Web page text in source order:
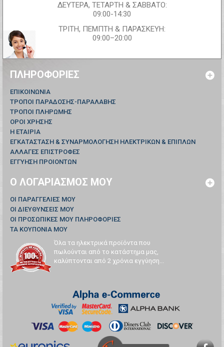
ΔΕΥΤΕΡΑ, ΤΕΤΑΡΤΗ & ΣΑΒΒΑΤΟ:
09:00-14:30
ΤΡΙΤΗ, ΠΕΜΠΤΗ & ΠΑΡΑΣΚΕΥΗ:
09:00–20:00
ΠΛΗΡΟΦΟΡΊΕΣ
ΕΠΙΚΟΙΝΩΝΊΑ
ΤΡΟΠΟΙ ΠΑΡΑΔΟΣΗΣ-ΠΑΡΑΛΑΒΗΣ
ΤΡΟΠΟΙ ΠΛΗΡΩΜΗΣ
ΟΡΟΙ ΧΡΗΣΗΣ
Η ΕΤΑΙΡΙΑ
ΕΓΚΑΤΑΣΤΑΣΗ & ΣΥΝΑΡΜΟΛΟΓΗΣΗ ΗΛΕΚΤΡΙΚΩΝ & ΕΠΙΠΛΩΝ
ΑΛΛΑΓΕΣ ΕΠΙΣΤΡΟΦΕΣ
ΕΓΓΥΗΣΗ ΠΡΟΙΟΝΤΩΝ
Ο ΛΟΓΑΡΙΑΣΜΌΣ ΜΟΥ
ΟΙ ΠΑΡΑΓΓΕΛΊΕΣ ΜΟΥ
ΟΙ ΔΙΕΥΘΎΝΣΕΙΣ ΜΟΥ
ΟΙ ΠΡΟΣΩΠΙΚΈΣ ΜΟΥ ΠΛΗΡΟΦΟΡΊΕΣ
ΤΑ ΚΟΥΠΌΝΙΑ ΜΟΥ
Όλα τα ηλεκτρικά προϊόντα που
πωλούνται από το κατάστημα μας,
καλύπτονται από 2 χρόνια εγγύηση...